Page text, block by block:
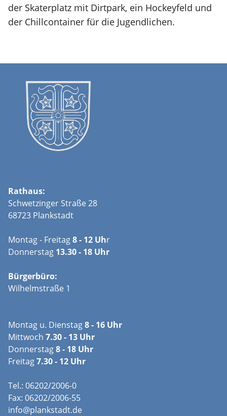
der Skaterplatz mit Dirtpark, ein Hockeyfeld und
der Chillcontainer für die Jugendlichen.
Rathaus:
Schwetzinger Straße 28
68723 Plankstadt
Montag - Freitag8 - 12 Uhr
Donnerstag 13.30 - 18 Uhr
Bürgerbüro:
Wilhelmstraße 1
Montag u. Dienstag8 - 16 Uhr
Mittwoch 7.30 - 13 Uhr
Donnerstag8 - 18 Uhr
Freitag7.30 - 12 Uhr
Tel.: 06202/2006-0
Fax: 06202/2006-55
info@plankstadt.de